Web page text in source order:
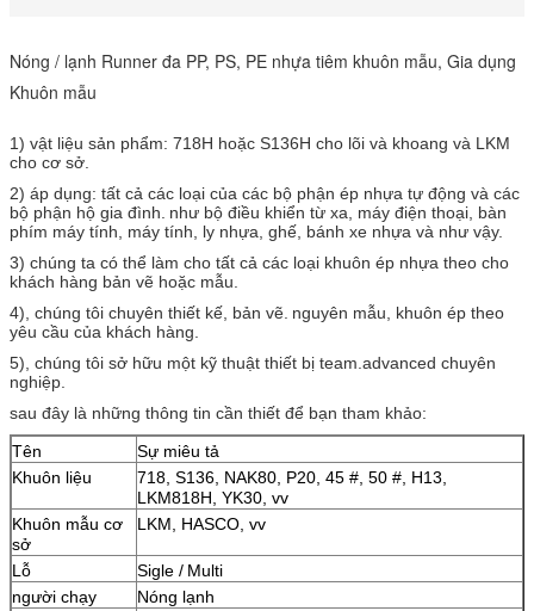
Nóng / lạnh Runner đa PP, PS, PE nhựa tiêm khuôn mẫu, Gia dụng
Khuôn mẫu
1) vật liệu sản phẩm: 718H hoặc S136H cho lõi và khoang và LKM
cho cơ sở.
2) áp dụng: tất cả các loại của các bộ phận ép nhựa tự động và các
bộ phận hộ gia đình. như bộ điều khiển từ xa, máy điện thoại, bàn
phím máy tính, máy tính, ly nhựa, ghế, bánh xe nhựa và như vậy.
3) chúng ta có thể làm cho tất cả các loại khuôn ép nhựa theo cho
khách hàng bản vẽ hoặc mẫu.
4), chúng tôi chuyên thiết kế, bản vẽ. nguyên mẫu, khuôn ép theo
yêu cầu của khách hàng.
5), chúng tôi sở hữu một kỹ thuật thiết bị team.advanced chuyên
nghiệp.
sau đây là những thông tin cần thiết để bạn tham khảo:
Tên
Sự miêu tả
Khuôn liệu
718, S136, NAK80, P20, 45 #, 50 #, H13,
LKM818H, YK30, vv
Khuôn mẫu cơ
sở
LKM, HASCO, vv
Lỗ Sigle / Multi
người chạy
Nóng lạnh